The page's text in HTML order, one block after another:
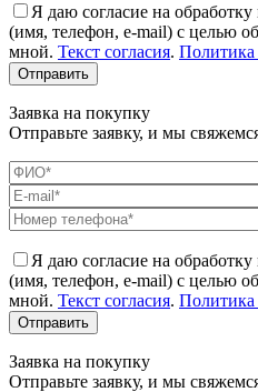
Я даю согласие на
(имя, телефон, e-mail) с целью
мной. Текст согласия. Политика
Заявка на покупку
Отправьте заявку, и мы
Я даю согласие на
(имя, телефон, e-mail) с целью
мной. Текст согласия. Политика
Заявка на покупку
Отправьте заявку, и мы